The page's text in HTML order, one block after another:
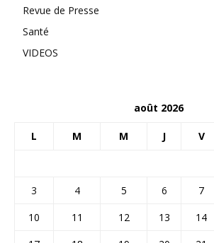
Revue de Presse
Santé
VIDEOS
août 2026
L M M J V
3
4 5 6 7
10
11 12 13 14